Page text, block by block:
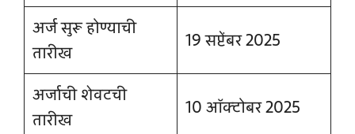
अर्ज सुरू होण्याची
तारीख
19 सप्टेंबर 2025
अर्जाची शेवटची
तारीख
10 ऑक्टोबर 2025